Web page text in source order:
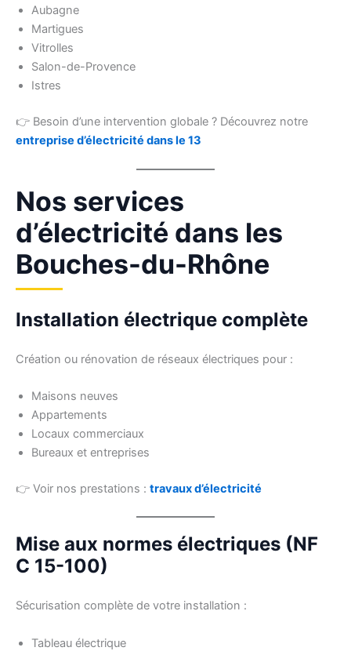
Aubagne
Martigues
Vitrolles
Salon-de-Provence
Istres
👉 Besoin d’une intervention globale ? Découvrez notre
entreprise d’électricité dans le 13
Nos services
d’électricité dans les
Bouches-du-Rhône
Installation électrique complète
Création ou rénovation de réseaux électriques pour :
Maisons neuves
Appartements
Locaux commerciaux
Bureaux et entreprises
👉 Voir nos prestations : travaux d’électricité
Mise aux normes électriques (NF
C 15-100)
Sécurisation complète de votre installation :
Tableau électrique